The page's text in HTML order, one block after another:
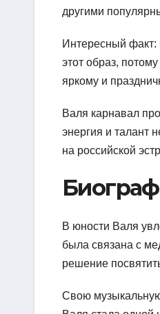
другими
Интересный
этот образ,
яркому и
Валя карнавал
энергия и талант
на российской
В юности Валя
была связана с
решение
Свою